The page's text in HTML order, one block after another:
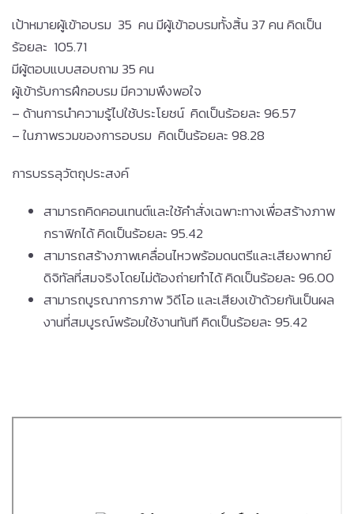
เป้าหมายผู้เข้าอบรม 35 คน มีผู้เข้าอบรมทั้งสิ้น 37 คน คิดเป็น
ร้อยละ 105.71
มีผู้ตอบแบบสอบถาม 35 คน
ผู้เข้ารับการฝึกอบรม มีความพึงพอใจ
– ด้านการนำความรู้ไปใช้ประโยชน์ คิดเป็นร้อยละ 96.57
– ในภาพรวมของการอบรม คิดเป็นร้อยละ 98.28
การบรรลุวัตถุประสงค์
สามารถคิดคอนเทนต์และใช้คำสั่งเฉพาะทางเพื่อสร้างภาพ
กราฟิกได้ คิดเป็นร้อยละ 95.42
สามารถสร้างภาพเคลื่อนไหวพร้อมดนตรีและเสียงพากย์
ดิจิทัลที่สมจริงโดยไม่ต้องถ่ายทำได้ คิดเป็นร้อยละ 96.00
สามารถบูรณาการภาพ วิดีโอ และเสียงเข้าด้วยกันเป็นผล
งานที่สมบูรณ์พร้อมใช้งานทันที คิดเป็นร้อยละ 95.42